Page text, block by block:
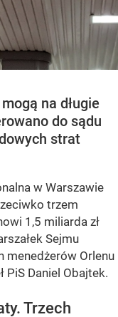
na długie
do sądu
strat
w Warszawie
trzem
1,5 miliarda zł
Sejmu
menedżerów Orlenu
PiS Daniel Obajtek.
Trzech